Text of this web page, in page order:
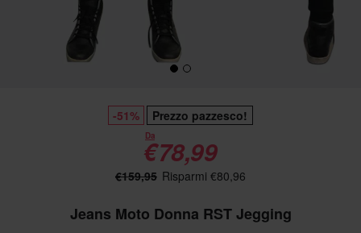
-51% Prezzo pazzesco!
Da
€78,99
€159,95 Risparmi €80,96
Jeans Moto Donna RST Jegging